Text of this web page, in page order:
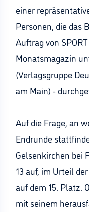
einer
Personen, die das
Auftrag von
Monatsmagazin
(Verlagsgruppe
am Main) -
Auf die Frage, an
Endrunde
Gelsenkirchen bei
13 auf, im Urteil
auf dem 15. Platz.
mit seinem